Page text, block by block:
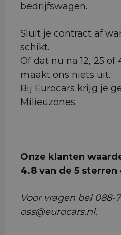
bedrijfswagen.
Sluit je contract af
schikt.
Of dat nu na 12, 25 of
maakt ons niets uit.
Bij Eurocars krijg je
Milieuzones.
Onze klanten
4.8 van de 5 sterren
Voor vragen bel 088-
oss@eurocars.nl.